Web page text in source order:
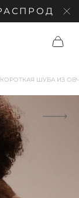
КОРОТКАЯ ШУБА ИЗ